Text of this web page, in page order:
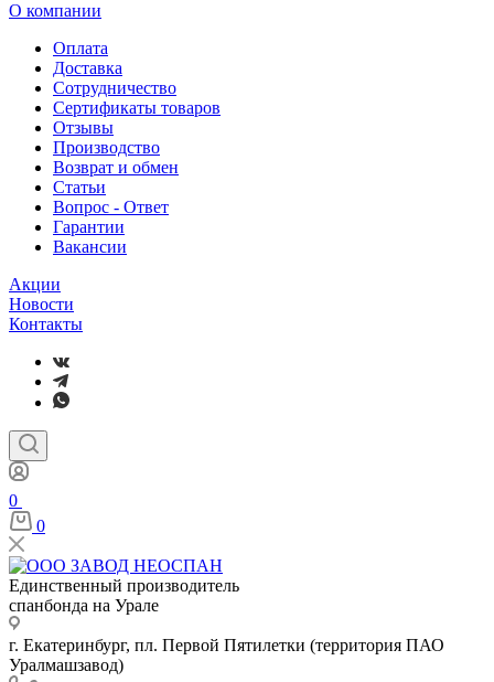
О компании
Оплата
Доставка
Сотрудничество
Сертификаты товаров
Отзывы
Производство
Возврат и обмен
Статьи
Вопрос - Ответ
Гарантии
Вакансии
Акции
Новости
Контакты
0
0
Единственный производитель
спанбонда на Урале
г. Екатеринбург, пл. Первой Пятилетки (территория ПАО
Уралмашзавод)